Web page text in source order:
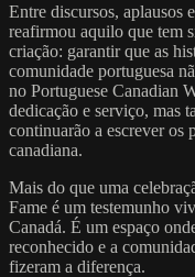
Entre discursos, aplausos
reafirmou aquilo que tem
criação: garantir que as
comunidade portuguesa
no Portuguese Canadian
dedicação e serviço, mas
continuarão a escrever os
canadiana.
Mais do que uma
Fame é um testemunho
Canadá. É um espaço
reconhecido e a
fizeram a diferença.